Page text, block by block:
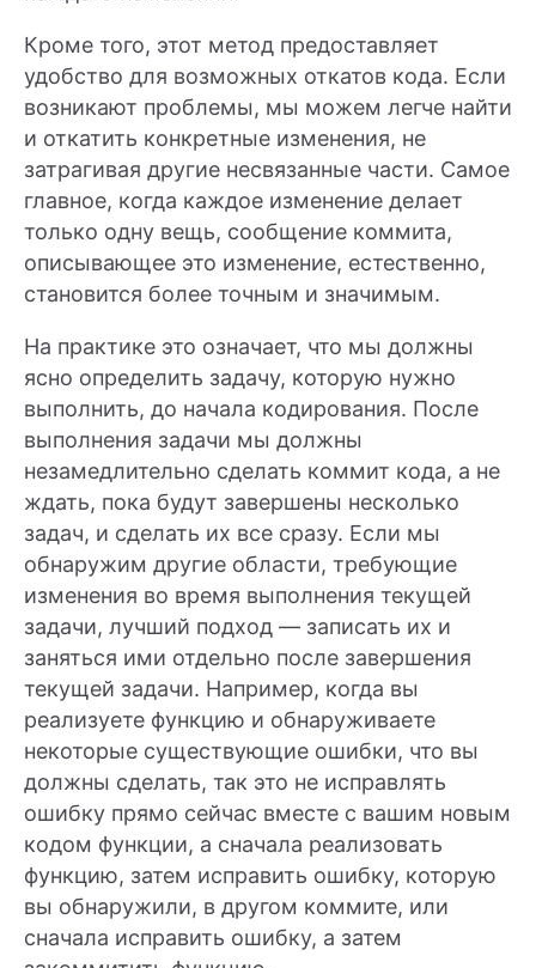
Кроме того, этот метод предоставляет
удобство для возможных откатов кода. Если
возникают проблемы, мы можем легче найти
и откатить конкретные изменения, не
затрагивая другие несвязанные части. Самое
главное, когда каждое изменение делает
только одну вещь, сообщение коммита,
описывающее это изменение, естественно,
становится более точным и значимым.
На практике это означает, что мы должны
ясно определить задачу, которую нужно
выполнить, до начала кодирования. После
выполнения задачи мы должны
незамедлительно сделать коммит кода, а не
ждать, пока будут завершены несколько
задач, и сделать их все сразу. Если мы
обнаружим другие области, требующие
изменения во время выполнения текущей
задачи, лучший подход — записать их и
заняться ими отдельно после завершения
текущей задачи. Например, когда вы
реализуете функцию и обнаруживаете
некоторые существующие ошибки, что вы
должны сделать, так это не исправлять
ошибку прямо сейчас вместе с вашим новым
кодом функции, а сначала реализовать
функцию, затем исправить ошибку, которую
вы обнаружили, в другом коммите, или
сначала исправить ошибку, а затем